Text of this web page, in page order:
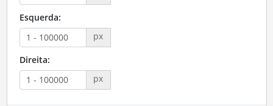
Esquerda:
px
Direita:
px